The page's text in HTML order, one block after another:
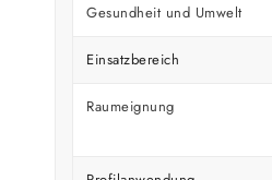
Gesundheit und Umwelt
Einsatzbereich
Raumeignung